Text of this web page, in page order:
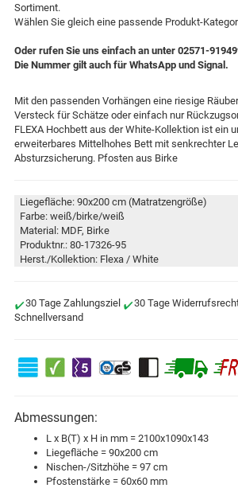
Sortiment.
Wählen Sie gleich eine passende Produkt-
Oder rufen Sie uns einfach an unter 02571-
Die Nummer gilt auch für WhatsApp und Signal.
Mit den passenden Vorhängen eine riesige
Versteck für Schätze oder einfach nur
FLEXA Hochbett aus der White-Kollektion ist ein
erweiterbares Mittelhohes Bett mit senkrechter
Absturzsicherung. Pfosten aus Birke
Liegefläche: 90x200 cm (Matratzengröße)
Farbe: weiß/birke/weiß
Material: MDF, Birke
Produktnr.: 80-17326-95
Herst./Kollektion: Flexa / White
30 Tage Zahlungsziel 30 Tage
Schnellversand
Abmessungen:
L x B(T) x H in mm = 2100x1090x143
Liegefläche = 90x200 cm
Nischen-/Sitzhöhe = 97 cm
Pfostenstärke = 60x60 mm